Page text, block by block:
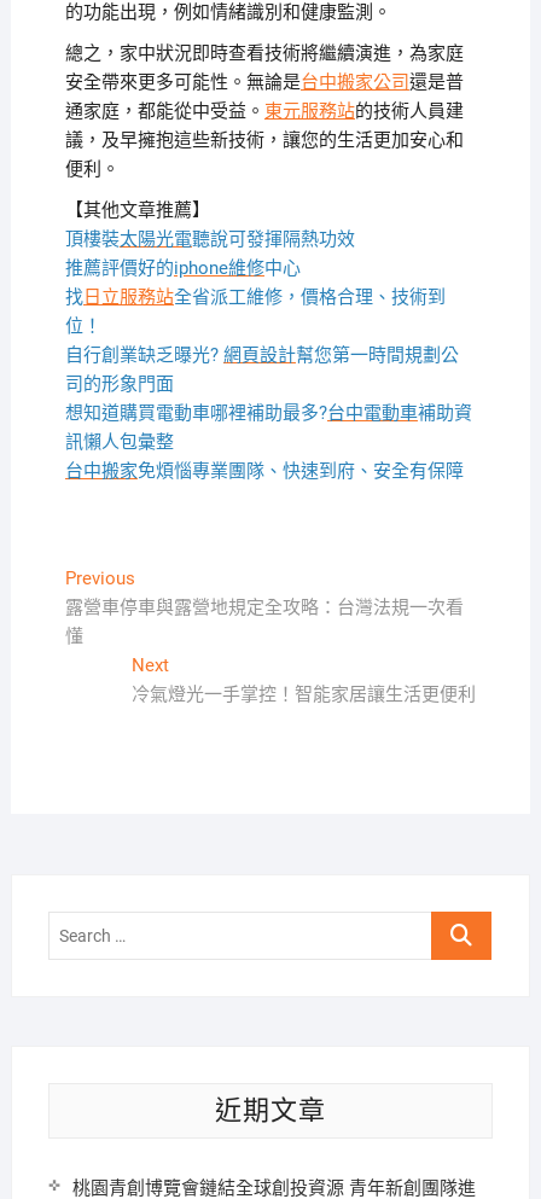
的功能出現，例如情緒識別和健康監測。
總之，家中狀況即時查看技術將繼續演進，為家庭
安全帶來更多可能性。無論是台中搬家公司還是普
通家庭，都能從中受益。 東元服務站的技術人員建
議，及早擁抱這些新技術，讓您的生活更加安心和
便利。
【其他文章推薦】
頂樓裝太陽光電聽說可發揮隔熱功效
推薦評價好的iphone維修中心
找日立服務站全省派工維修，價格合理、技術到
位！
自行創業缺乏曝光? 網頁設計幫您第一時間規劃公
司的形象門面
想知道購買電動車哪裡補助最多?台中電動車補助資
訊懶人包彙整
台中搬家免煩惱專業團隊、快速到府、安全有保障
文
章
PreviousPrevious
post:
露營車停車與露營地規定全攻略：台灣法規一次看
懂
NextNext
post:
冷氣燈光一手掌控！智能家居讓生活更便利
Search
近期文章
桃園青創博覽會鏈結全球創投資源 青年新創團隊進